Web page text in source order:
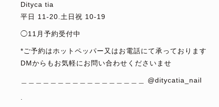
Dityca tia
平日 11-20.土日祝 10-19
◯11月予約受付中
*ご予約はホットペッパー又はお電話にて承っております
DMからもお気軽にお問い合わせくださいませ
＿＿＿＿＿＿＿＿＿＿＿＿＿＿＿＿＿ @ditycatia_nail